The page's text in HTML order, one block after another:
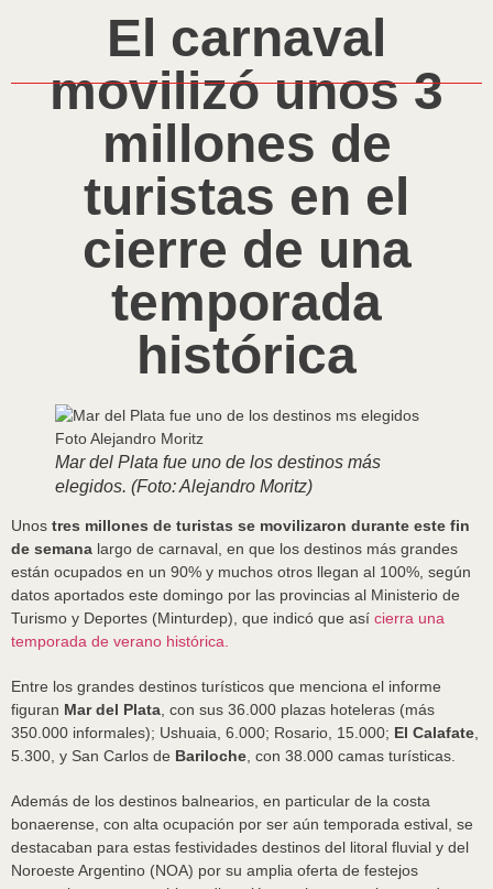
El carnaval
movilizó unos 3
millones de
turistas en el
cierre de una
temporada
histórica
Mar del Plata fue uno de los destinos más
elegidos. (Foto: Alejandro Moritz)
Unos tres millones de turistas se movilizaron durante este fin
de semana largo de carnaval, en que los destinos más grandes
están ocupados en un 90% y muchos otros llegan al 100%, según
datos aportados este domingo por las provincias al Ministerio de
Turismo y Deportes (Minturdep), que indicó que así cierra una
temporada de verano histórica.
Entre los grandes destinos turísticos que menciona el informe
figuran Mar del Plata , con sus 36.000 plazas hoteleras (más
350.000 informales); Ushuaia, 6.000; Rosario, 15.000; El Calafate
5.300, y San Carlos de Bariloche , con 38.000 camas turísticas.
Además de los destinos balnearios, en particular de la costa
bonaerense, con alta ocupación por ser aún temporada estival, se
destacaban para estas festividades destinos del litoral fluvial y del
Noroeste Argentino (NOA) por su amplia oferta de festejos